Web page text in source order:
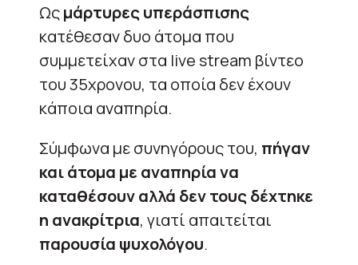
Ωςμάρτυρες υπεράσπισης
κατέθεσαν δυο άτομα που
συμμετείχαν στα live stream βίντεο
του 35χρονου, τα οποία δεν έχουν
κάποια αναπηρία.
Σύμφωνα με συνηγόρους του, πήγαν
και άτομα με αναπηρία να
καταθέσουν αλλά δεν τους δέχτηκε
η ανακρίτρια, γιατί απαιτείται
παρουσία ψυχολόγου.